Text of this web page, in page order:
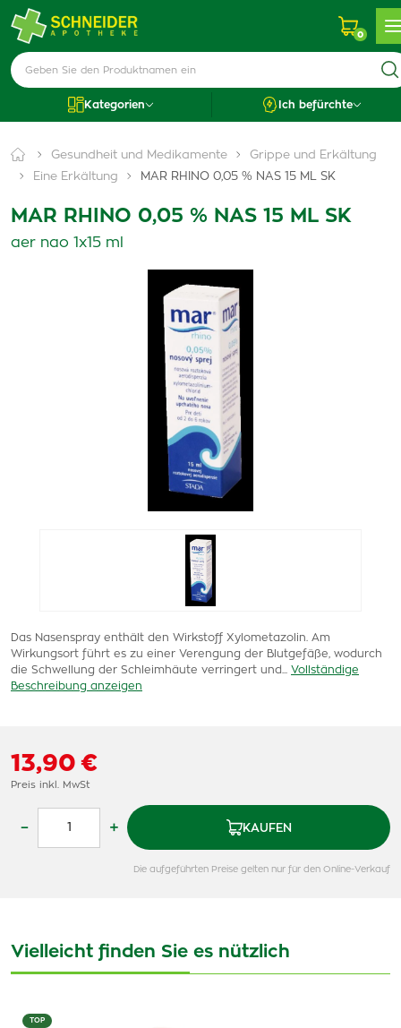
0
Kategorien Ich befürchte
Gesundheit und Medikamente
Grippe und Erkältung
Eine Erkältung
MAR RHINO 0,05 % NAS 15 ML SK
MAR RHINO 0,05 % NAS 15 ML SK
aer nao 1x15 ml
Das Nasenspray enthält den Wirkstoff Xylometazolin. Am
Wirkungsort führt es zu einer Verengung der Blutgefäße, wodurch
die Schwellung der Schleimhäute verringert und...
Vollständige
Beschreibung anzeigen
13,90 €
Preis inkl. MwSt
– + KAUFEN
Die aufgeführten Preise gelten nur für den Online-Verkauf
Vielleicht finden Sie es nützlich
TOP